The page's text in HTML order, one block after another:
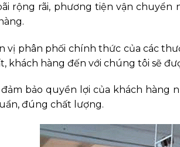
rộng rãi, phương tiện vận
vị phân phối chính thức của các
khách hàng đến với chúng tôi sẽ
bảo quyền lợi của khách hàng
đúng chất lượng.